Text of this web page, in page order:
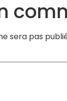
sera pas